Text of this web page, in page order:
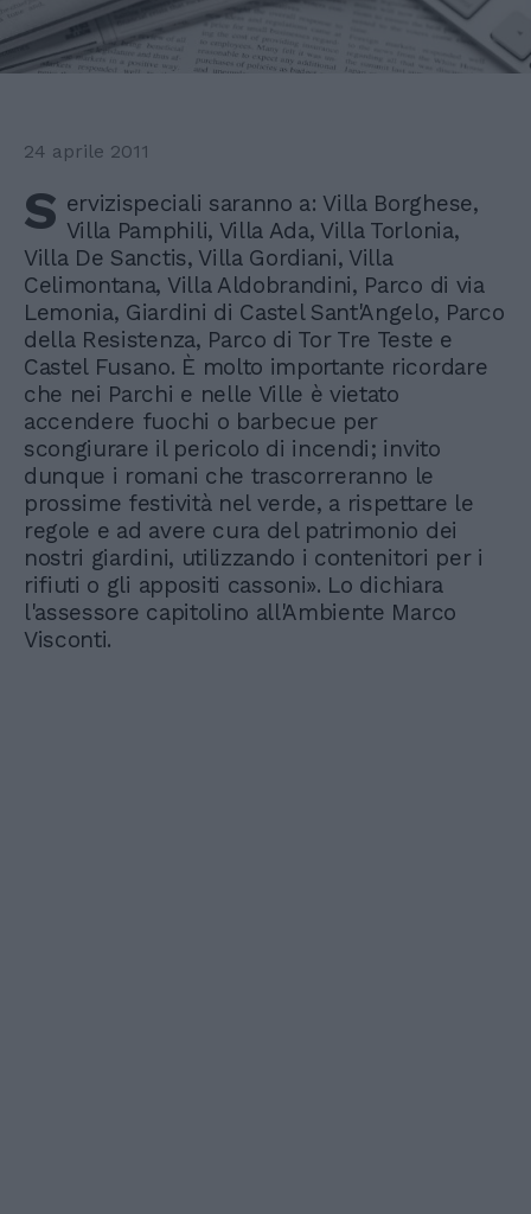
24 aprile 2011
S ervizispeciali saranno a: Villa Borghese,
Villa Pamphili, Villa Ada, Villa Torlonia,
Villa De Sanctis, Villa Gordiani, Villa
Celimontana, Villa Aldobrandini, Parco di via
Lemonia, Giardini di Castel Sant'Angelo, Parco
della Resistenza, Parco di Tor Tre Teste e
Castel Fusano. È molto importante ricordare
che nei Parchi e nelle Ville è vietato
accendere fuochi o barbecue per
scongiurare il pericolo di incendi; invito
dunque i romani che trascorreranno le
prossime festività nel verde, a rispettare le
regole e ad avere cura del patrimonio dei
nostri giardini, utilizzando i contenitori per i
rifiuti o gli appositi cassoni». Lo dichiara
l'assessore capitolino all'Ambiente Marco
Visconti.